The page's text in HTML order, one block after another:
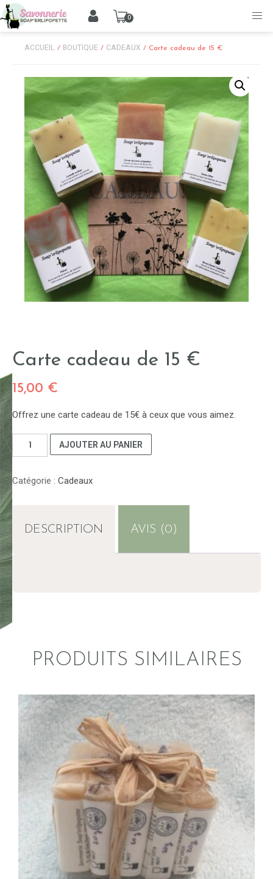
0
ACCUEIL / BOUTIQUE / CADEAUX / Carte cadeau de 15 €
Carte cadeau de 15 €
15,00 €
Offrez une carte cadeau de 15€ à ceux que vous aimez.
quantité
de
cadeau
de
15
AJOUTER AU PANIER
Catégorie : Cadeaux
DESCRIPTION AVIS (0)
PRODUITS SIMILAIRES